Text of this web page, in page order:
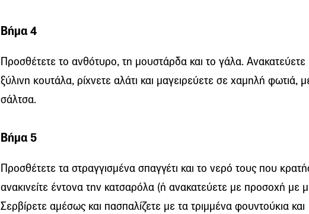
Βήμα 4
Προσθέτετε το ανθότυρο, τη μουστάρδα και το γάλα. Ανακατεύετε
ξύλινη κουτάλα, ρίχνετε αλάτι και μαγειρεύετε σε χαμηλή φωτιά,
σάλτσα.
Βήμα 5
Προσθέτετε τα στραγγισμένα σπαγγέτι και το νερό τους που
ανακινείτε έντονα την κατσαρόλα (ή ανακατεύετε με προσοχή με
Σερβίρετε αμέσως και πασπαλίζετε με τα τριμμένα φουντούκια και